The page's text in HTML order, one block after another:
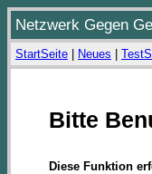
Netzwerk Gegen
StartSeite Neues
Bitte
Diese Funktion